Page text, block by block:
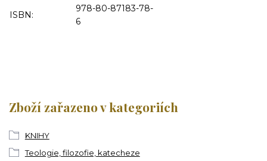
ISBN:
978-80-87183-78-
6
Zboží zařazeno v kategoriích
KNIHY
Teologie, filozofie, katecheze